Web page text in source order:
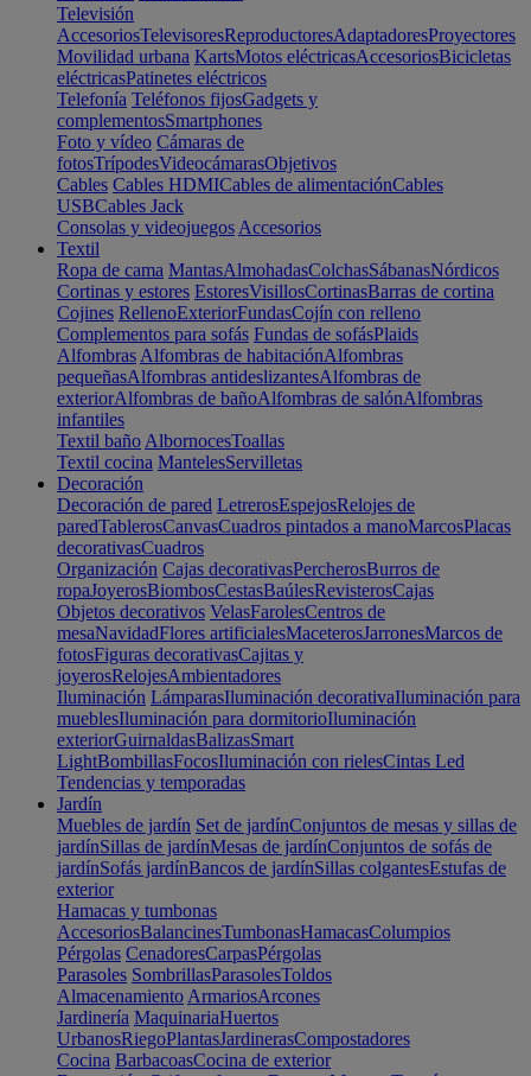
Televisión
AccesoriosTelevisoresReproductoresAdaptadoresProyectores
Movilidad urbana KartsMotos eléctricasAccesoriosBicicletas
eléctricasPatinetes eléctricos
Telefonía Teléfonos fijosGadgets y
complementosSmartphones
Foto y vídeo Cámaras de
fotosTrípodesVideocámarasObjetivos
Cables Cables HDMICables de alimentaciónCables
USBCables Jack
Consolas y videojuegos Accesorios
Textil
Ropa de cama MantasAlmohadasColchasSábanasNórdicos
Cortinas y estores EstoresVisillosCortinasBarras de cortina
Cojines RellenoExteriorFundasCojín con relleno
Complementos para sofás Fundas de sofásPlaids
Alfombras Alfombras de habitaciónAlfombras
pequeñasAlfombras antideslizantesAlfombras de
exteriorAlfombras de bañoAlfombras de salónAlfombras
infantiles
Textil baño AlbornocesToallas
Textil cocina MantelesServilletas
Decoración
Decoración de pared LetrerosEspejosRelojes de
paredTablerosCanvasCuadros pintados a manoMarcosPlacas
decorativasCuadros
Organización Cajas decorativasPercherosBurros de
ropaJoyerosBiombosCestasBaúlesRevisterosCajas
Objetos decorativos VelasFarolesCentros de
mesaNavidadFlores artificialesMaceterosJarronesMarcos de
fotosFiguras decorativasCajitas y
joyerosRelojesAmbientadores
Iluminación LámparasIluminación decorativaIluminación para
mueblesIluminación para dormitorioIluminación
exteriorGuirnaldasBalizasSmart
LightBombillasFocosIluminación con rielesCintas Led
Tendencias y temporadas
Jardín
Muebles de jardín Set de jardínConjuntos de mesas y sillas de
jardínSillas de jardínMesas de jardínConjuntos de sofás de
jardínSofás jardínBancos de jardínSillas colgantesEstufas de
exterior
Hamacas y tumbonas
AccesoriosBalancinesTumbonasHamacasColumpios
Pérgolas CenadoresCarpasPérgolas
Parasoles SombrillasParasolesToldos
Almacenamiento ArmariosArcones
Jardinería MaquinariaHuertos
UrbanosRiegoPlantasJardinerasCompostadores
Cocina BarbacoasCocina de exterior